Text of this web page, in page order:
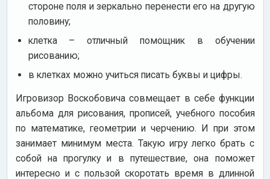
стороне поля и зеркально перенести его на другую
половину;
клетка – отличный помощник в обучении
рисованию;
в клетках можно учиться писать буквы и цифры.
Игровизор Воскобовича совмещает в себе функции
альбома для рисования, прописей, учебного пособия
по математике, геометрии и черчению. И при этом
занимает минимум места. Такую игру легко брать с
собой на прогулку и в путешествие, она поможет
интересно и с пользой скоротать время в длинной